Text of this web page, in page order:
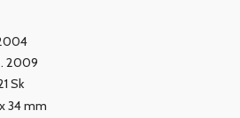
2009
Sk
34 mm